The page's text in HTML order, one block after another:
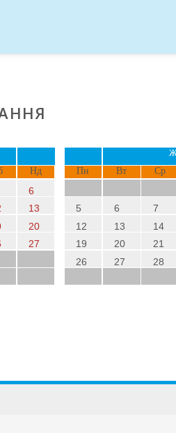
Нд
6
13
20
27
Пн Вт Ср
5
6 7
12
13 14
19
20 21
26
27 28